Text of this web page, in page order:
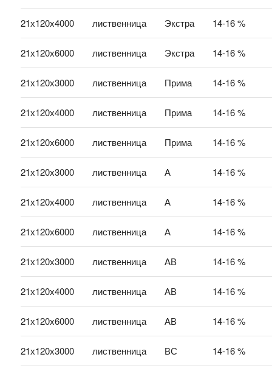
21х120х4000 лиственница Экстра 14-16 %
21х120х6000 лиственница Экстра 14-16 %
21х120х3000 лиственница Прима 14-16 %
21х120х4000 лиственница Прима 14-16 %
21х120х6000 лиственница Прима 14-16 %
21х120х3000 лиственница А 14-16 %
21х120х4000 лиственница А 14-16 %
21х120х6000 лиственница А 14-16 %
21х120х3000 лиственница АВ 14-16 %
21х120х4000 лиственница АВ 14-16 %
21х120х6000 лиственница АВ 14-16 %
21х120х3000 лиственница ВС 14-16 %